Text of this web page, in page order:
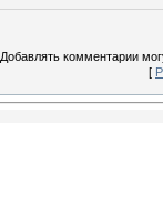
Добавлять комментарии
[